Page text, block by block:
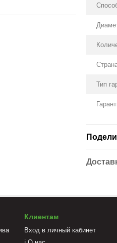
Тип
Клиентам
Вход в личный кабинет